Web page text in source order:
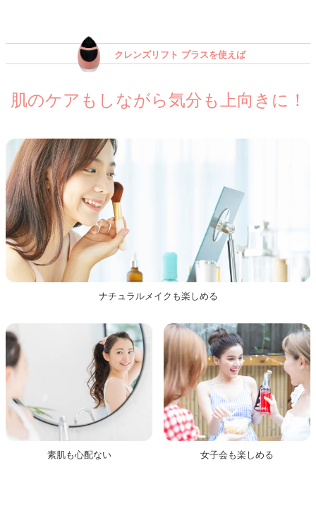
クレンズリフト プラスを使えば
肌のケアもしながら気分も上向きに！
ナチュラルメイクも楽しめる
素肌も心配ない 女子会も楽しめる